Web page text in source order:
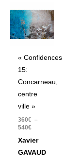
« Confidences
15:
Concarneau,
centre
ville »
360€ –
540€
de
prix :
360€
à
Xavier
GAVAUD